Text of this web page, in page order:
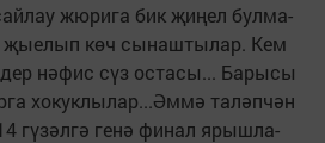
жю­ри­га бик җи­ңел бул­ма­
җы­е­лып көч сы­наш­ты­лар. Кем
нә­фис сүз ос­та­сы... Ба­ры­сы
хо­кук­лы­лар...Әм­мә та­ләп­чән
гү­зәл­гә ге­нә фи­нал ярыш­ла­